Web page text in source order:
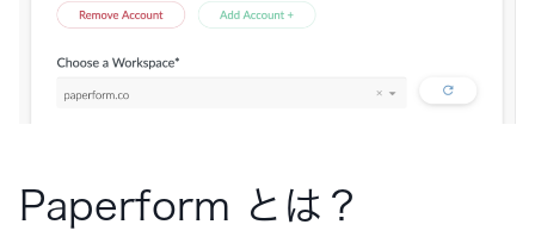
Paperform とは？